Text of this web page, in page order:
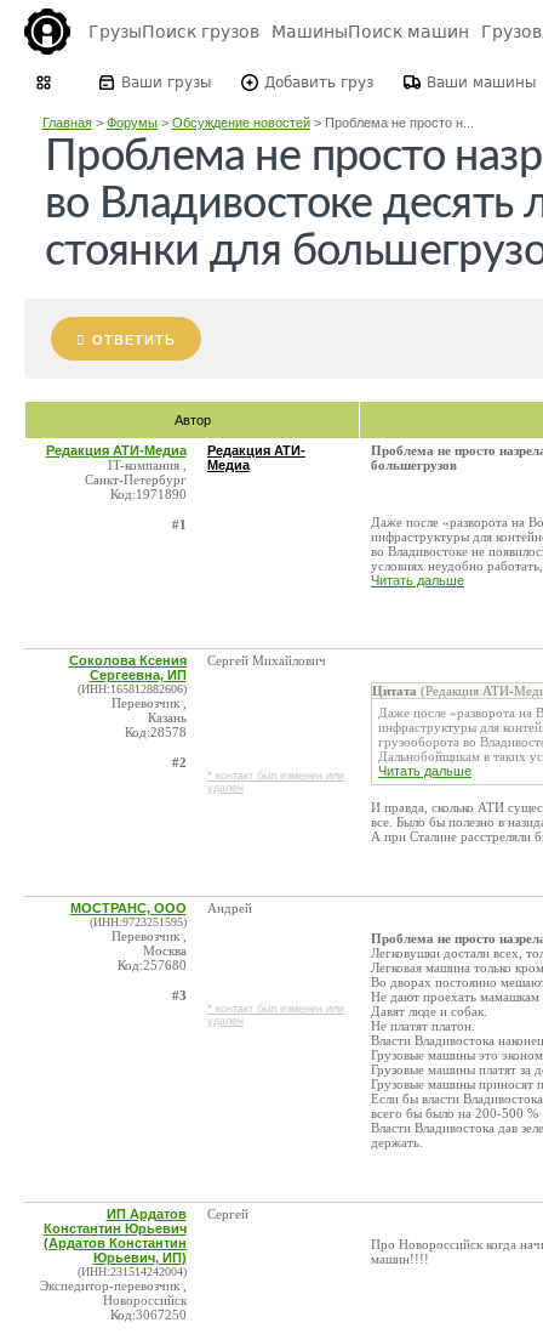
ГрузыПоиск грузов МашиныПоиск машин
Ваши грузы Добавить груз Ваши машины
Главная> Форумы> Обсуждение новостей> Проблема не просто н...
Проблема не просто
во Владивостоке
стоянки для
ОТВЕТИТЬ
Автор
Редакция АТИ-Медиа
IT-компания ,
Санкт-Петербург
Код:1971890
#1
Редакция АТИ-
Медиа
Проблема не просто
большегрузов
Даже после «разворота на
инфраструктуры для
во Владивостоке не
условиях неудобно
Читать дальше
Соколова Ксения
Сергеевна, ИП
(ИНН:165812882606)
Перевозчик ,
Казань
Код:28578
#2
Сергей Михайлович
* контакт был изменен или
удален
Цитата (Редакция АТИ-
Даже после «разворота на
инфраструктуры для
грузооборота во
Дальнобойщикам в таких
Читать дальше
И правда, сколько АТИ
все. Было бы полезно в
А при Сталине расстреляли
МОСТРАНС, ООО
(ИНН:9723251595)
Перевозчик ,
Москва
Код:257680
#3
Андрей
* контакт был изменен или
удален
Проблема не просто
Легковушки достали всех,
Легковая машина только
Во дворах постоянно
Не дают проехать мамашкам
Давят люде и собак.
Не платят платон.
Власти Владивостока
Грузовые машины это
Грузовые машины платят за
Грузовые машины приносят
Если бы власти
всего бы было на 200-500 %
Власти Владивостока дав
держать.
ИП Ардатов
Константин Юрьевич
(Ардатов Константин
Юрьевич, ИП)
(ИНН:231514242004)
Экспедитор-перевозчик ,
Новороссийск
Код:3067250
Сергей
Про Новороссийск когда
машин!!!!